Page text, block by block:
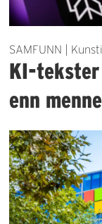
SAMFUNN |
KI-
enn